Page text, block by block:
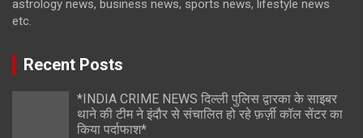
astrology news, business news, sports news, lifestyle news
etc.
Recent Posts
*INDIA CRIME NEWS दिल्ली पुलिस द्वारका के साइबर
थाने की टीम ने इंदौर से संचालित हो रहे फ़र्ज़ी कॉल सेंटर का
किया पर्दाफाश*